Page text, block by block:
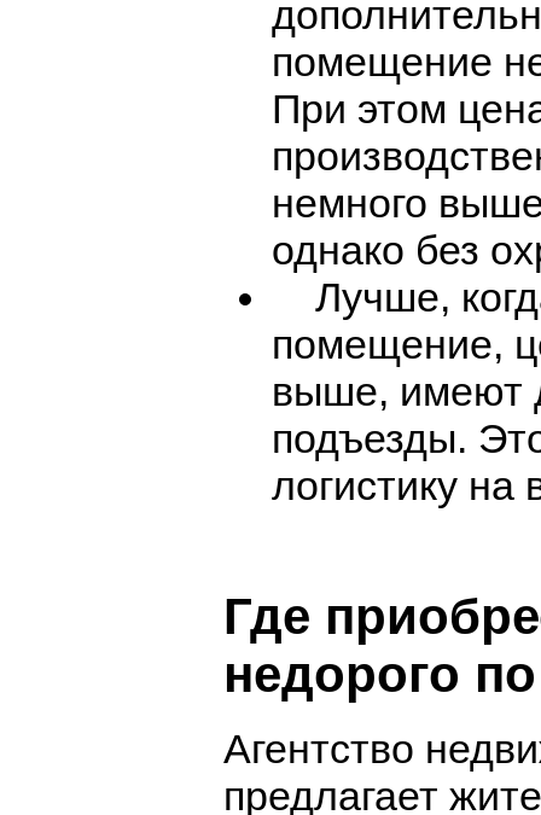
помещение
При этом
немного
однако без
Лучше,
помещение,
выше, имеют
подъезды.
логистику
Где
недорого
Агентство
предлагает